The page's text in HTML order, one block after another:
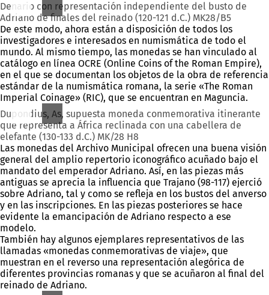
Denario con representación independiente del busto de
Adriano de finales del reinado (120-121 d.C.) MK28/B5
De este modo, ahora están a disposición de todos los
investigadores e interesados en numismática de todo el
mundo. Al mismo tiempo, las monedas se han vinculado al
catálogo en línea OCRE (Online Coins of the Roman Empire),
en el que se documentan los objetos de la obra de referencia
estándar de la numismática romana, la serie «The Roman
Imperial Coinage» (RIC), que se encuentran en Maguncia.
Dupondius, As, supuesta moneda conmemorativa itinerante
que representa a África reclinada con una cabellera de
elefante (130-133 d.C.) MK/28 H8
Las monedas del Archivo Municipal ofrecen una buena visión
general del amplio repertorio iconográfico acuñado bajo el
mandato del emperador Adriano. Así, en las piezas más
antiguas se aprecia la influencia que Trajano (98-117) ejerció
sobre Adriano, tal y como se refleja en los bustos del anverso
y en las inscripciones. En las piezas posteriores se hace
evidente la emancipación de Adriano respecto a ese
modelo.
También hay algunos ejemplares representativos de las
llamadas «monedas conmemorativas de viaje», que
muestran en el reverso una representación alegórica de
diferentes provincias romanas y que se acuñaron al final del
reinado de Adriano.